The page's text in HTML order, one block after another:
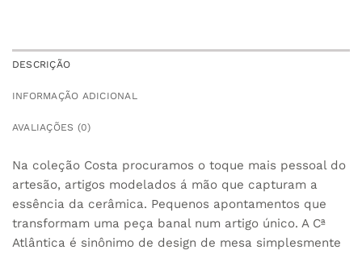
DESCRIÇÃO
INFORMAÇÃO ADICIONAL
AVALIAÇÕES (0)
Na coleção Costa procuramos o toque mais pessoal do
artesão, artigos modelados á mão que capturam a
essência da cerâmica. Pequenos apontamentos que
transformam uma peça banal num artigo único. A Cª
Atlântica é sinônimo de design de mesa simplesmente